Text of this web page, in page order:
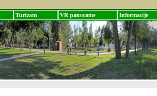
Turizam VR panorame Informacije